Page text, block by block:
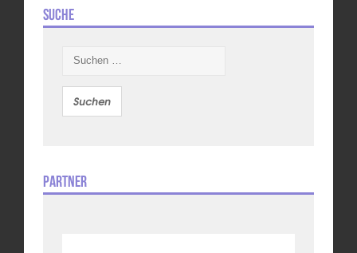
Suche
nach:
Partner